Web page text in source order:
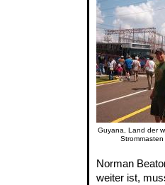
Guyana, Land der
Strommasten
Norman
weiter ist,